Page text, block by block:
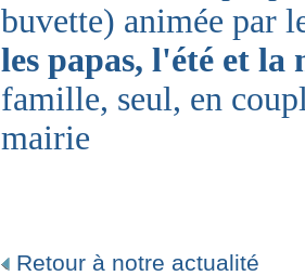
buvette) animée par
les papas, l'été et la
famille, seul, en
mairie
Retour à notre actualité